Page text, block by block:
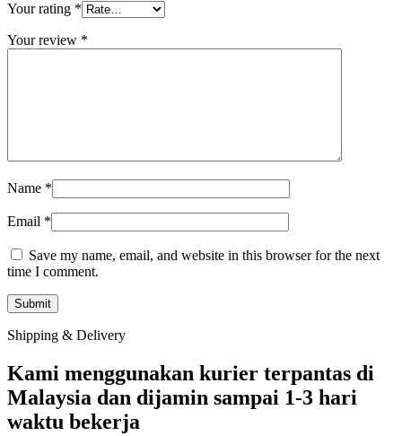
Your rating *
Your review *
Name *
Email *
Save my name, email, and website in this browser for the next
time I comment.
Shipping & Delivery
Kami menggunakan kurier terpantas di
Malaysia dan dijamin sampai 1-3 hari
waktu bekerja